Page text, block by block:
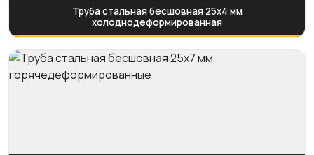
Труба стальная бесшовная 25х4 мм
холоднодеформированная